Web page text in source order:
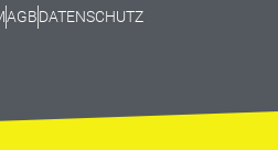
AGBDATENSCHUTZ